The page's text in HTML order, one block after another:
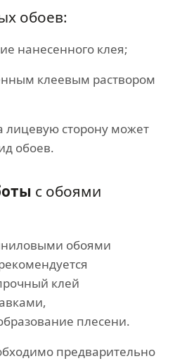
обоев:
нанесенного клея;
клеевым раствором
лицевую сторону может
обоев.
с обоями
обоями
клей
плесени.
предварительно